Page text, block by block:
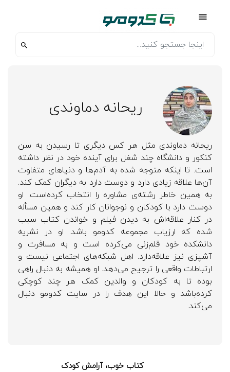
ریحانه دماوندی
ریحانه دماوندی مثل هر کس دیگری تا رسیدن به سن
کنکور و دانشگاه چند شغل برای آینده خود در نظر داشته
است. تا اینکه متوجه شده به آدم‌ها و دنیاهای متفاوت
آن‌ها علاقه زیادی دارد و دوست دارد به دیگران کمک کند.
به همین خاطر رشته‌ی مشاوره را انتخاب کرده‌است. او
دوست دارد با کودکان و نوجوانان کار کند و همین مسأله
در کنار علاقه‌اش به دیدن فیلم و خواندن کتاب سبب
شده که ارزیاب مجموعه کدومو باشد. او در نشریه
دانشکده خود قلم‌زنی می‌کرده است و به مسافرت و
آشپزی نیز علاقه‌دارد. اهل شبکه‌های اجتماعی نیست و
ارتباطات واقعی را ترجیح می‌دهد. او همیشه به دنبال راهی
بوده تا به کودکان و والدین کمک هر چند کوچکی
کرده‌باشد و حالا این هدف را در سایت کدومو دنبال
می‌کند.
کتاب خوب، آرامش کودک